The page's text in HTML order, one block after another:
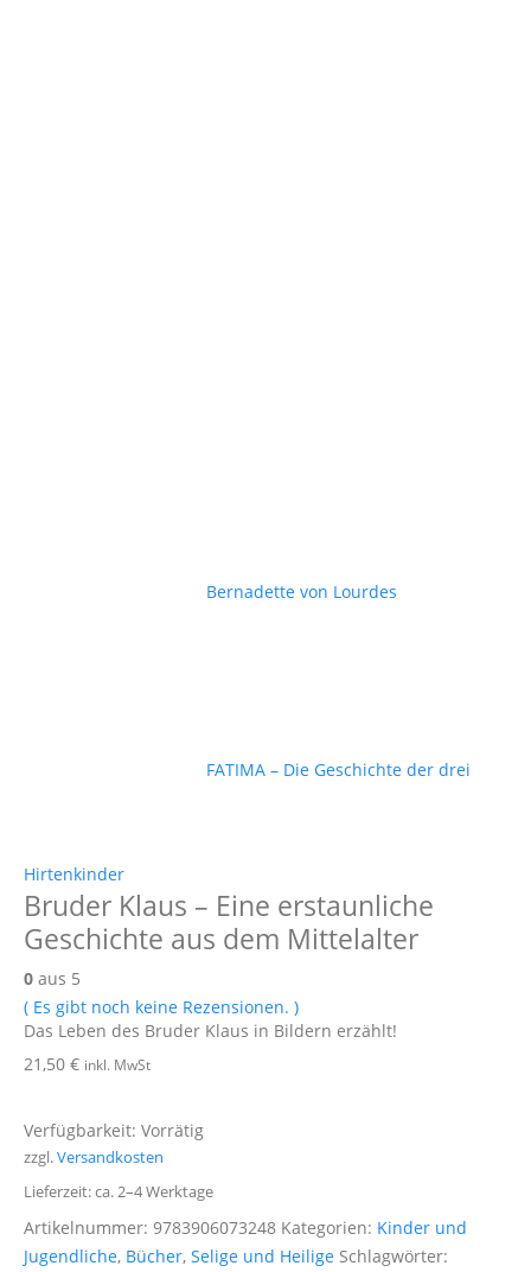
Bernadette von Lourdes
FATIMA – Die Geschichte der drei
Hirtenkinder
Bruder Klaus – Eine erstaunliche
Geschichte aus dem Mittelalter
0 aus 5
( Es gibt noch keine Rezensionen. )
Das Leben des Bruder Klaus in Bildern erzählt!
21,50 € inkl. MwSt
Verfügbarkeit: Vorrätig
zzgl.Versandkosten
Lieferzeit:ca. 2–4 Werktage
Artikelnummer: 9783906073248 Kategorien: Kinder und
Jugendliche, Bücher, Selige und Heilige Schlagwörter: